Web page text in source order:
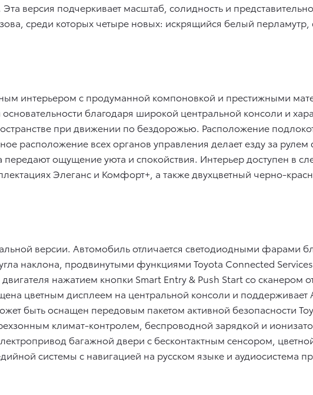
версия подчеркивает масштаб, солидность и
среди которых четыре новых: искрящийся белый
интерьером с продуманной компоновкой и престижными
благодаря широкой центральной консоли и
при движении по бездорожью. Расположение
расположение всех органов управления делает езду за
ощущение уюта и спокойствия. Интерьер доступен в
Элеганс и Комфорт+, а также двухцветный черно-
версии. Автомобиль отличается светодиодными фарами
наклона, продвинутыми функциями Toyota Connected
нажатием кнопки Smart Entry & Push Start со сканером
цветным дисплеем на центральной консоли и поддерживает
быть оснащен передовым пакетом активной безопасности
климат-контролем, беспроводной зарядкой и
багажной двери с бесконтактным сенсором,
системы с навигацией на русском языке и аудиосистема